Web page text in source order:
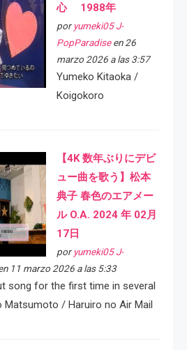
心 1988年
por yumeki05 J-
PopParadiseen 26
marzo 2026 a las 3:57
Yumeko Kitaoka /
Koigokoro
【4K 数年ぶりにデビ
ュー曲を歌う】松本
典子 春色のエアメー
ル O.A. 2024 年 02月
17日
por yumeki05 J-
11 marzo 2026 a las 5:33
song for the first time in several
Matsumoto / Haruiro no Air Mail